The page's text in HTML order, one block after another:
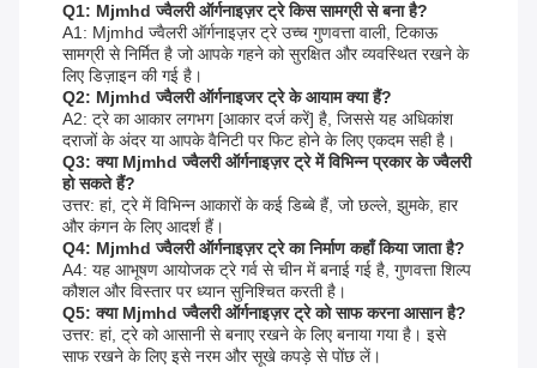
Q1: Mjmhd ज्वैलरी ऑर्गनाइज़र ट्रे किस सामग्री से बना है?
A1: Mjmhd ज्वैलरी ऑर्गनाइज़र ट्रे उच्च गुणवत्ता वाली, टिकाऊ
सामग्री से निर्मित है जो आपके गहने को सुरक्षित और व्यवस्थित रखने के
लिए डिज़ाइन की गई है।
Q2: Mjmhd ज्वैलरी ऑर्गनाइजर ट्रे के आयाम क्या हैं?
A2: ट्रे का आकार लगभग [आकार दर्ज करें] है, जिससे यह अधिकांश
दराजों के अंदर या आपके वैनिटी पर फिट होने के लिए एकदम सही है।
Q3: क्या Mjmhd ज्वैलरी ऑर्गनाइज़र ट्रे में विभिन्न प्रकार के ज्वैलरी
हो सकते हैं?
उत्तर: हां, ट्रे में विभिन्न आकारों के कई डिब्बे हैं, जो छल्ले, झुमके, हार
और कंगन के लिए आदर्श हैं।
Q4: Mjmhd ज्वैलरी ऑर्गनाइज़र ट्रे का निर्माण कहाँ किया जाता है?
A4: यह आभूषण आयोजक ट्रे गर्व से चीन में बनाई गई है, गुणवत्ता शिल्प
कौशल और विस्तार पर ध्यान सुनिश्चित करती है।
Q5: क्या Mjmhd ज्वैलरी ऑर्गनाइज़र ट्रे को साफ करना आसान है?
उत्तर: हां, ट्रे को आसानी से बनाए रखने के लिए बनाया गया है। इसे
साफ रखने के लिए इसे नरम और सूखे कपड़े से पोंछ लें।